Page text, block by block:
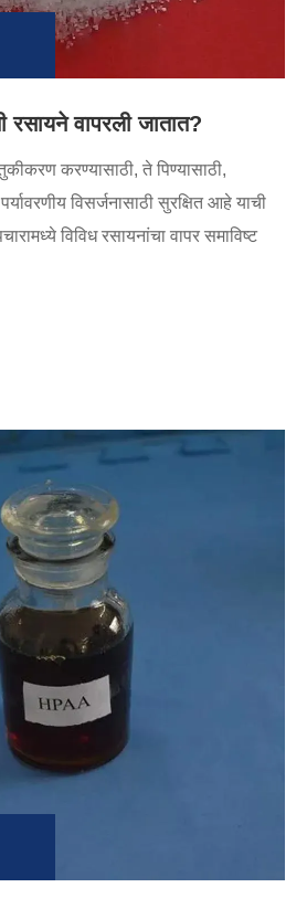
रसायने वापरली जातात?
करण्यासाठी, ते पिण्यासाठी,
विसर्जनासाठी सुरक्षित आहे याची
विविध रसायनांचा वापर समाविष्ट